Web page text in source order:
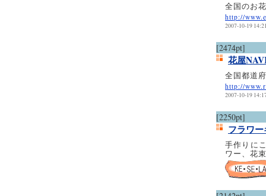
全国のお
http://
2007-10-19
[2474pt]
花屋
全国都道
http://
2007-10-19
[2250pt]
フラワ
手作りに
ワー、花